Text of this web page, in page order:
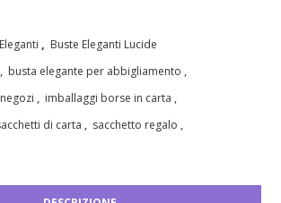
, Buste Eleganti Lucide
, busta elegante per abbigliamento ,
, imballaggi borse in carta ,
di carta , sacchetto regalo ,